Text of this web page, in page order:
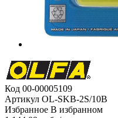
Код 00-00005109
Артикул OL-SKB-2S/10B
Избранное В избранном